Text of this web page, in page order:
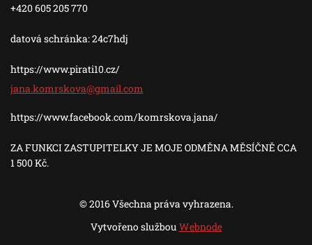
+420 605 205 770
datová schránka: 24c7hdj
https://www.pirati10.cz/
jana.komrskova@gmail.com
https://www.facebook.com/komrskova.jana/
ZA FUNKCI ZASTUPITELKY JE MOJE ODMĚNA MĚSÍČNĚ CCA
1 500 Kč.
© 2016 Všechna práva vyhrazena.
Vytvořeno službou Webnode